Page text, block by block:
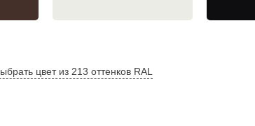
цвет из 213 оттенков RAL